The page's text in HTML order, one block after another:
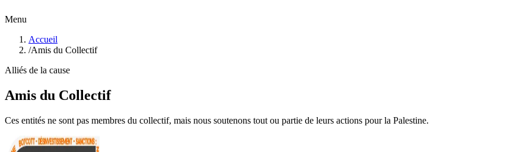
Menu
Accueil
/Amis du Collectif
Alliés de la cause
Amis du Collectif
Ces entités ne sont pas membres du collectif, mais nous soutenons tout ou partie de leurs actions pour la Palestine.